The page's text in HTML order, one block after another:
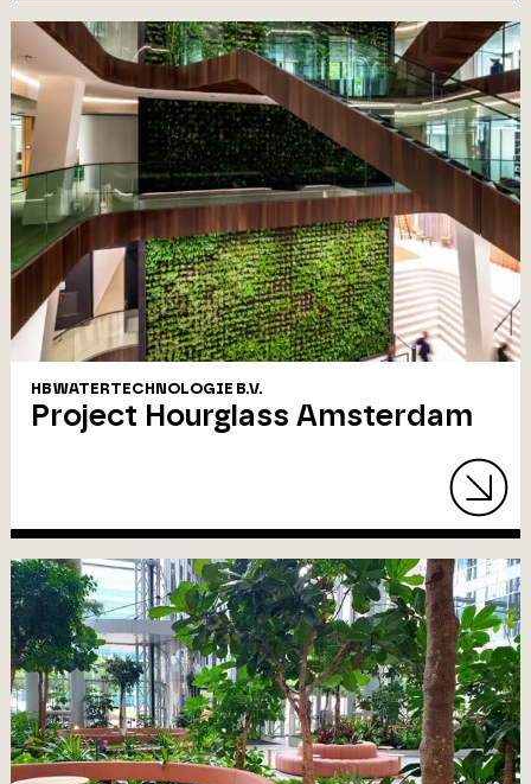
HB WATERTECHNOLOGIE B.V.
Project Hourglass Amsterdam